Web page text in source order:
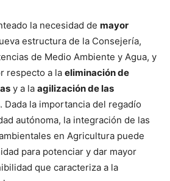
la necesidad de mayor
estructura de la Consejería,
de Medio Ambiente y Agua, y
respecto a la eliminación de
y a la agilización de las
. Dada la importancia del regadío
autónoma, la integración de las
en Agricultura puede
para potenciar y dar mayor
que caracteriza a la